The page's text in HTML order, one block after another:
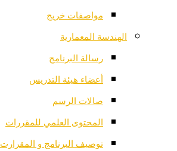
مواصفات خريج
الهندسة المعمارية
رسالة البرنامج
أعضاء هيئة التدريس
صالات الرسم
المحتوى العلمي للمقررات
توصيف البرنامج و المقرارت